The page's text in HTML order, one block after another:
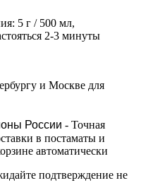
5 г / 500 мл,
2-3 минуты
и Москве для
России - Точная
в постаматы и
автоматически
подтверждение не